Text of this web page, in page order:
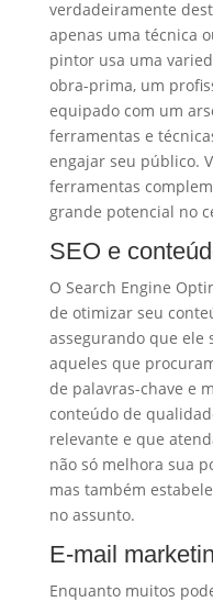
verdadeiramente
apenas uma técnica
pintor usa uma
obra-prima, um
equipado com um
ferramentas e
engajar seu público.
ferramentas
grande potencial no
SEO e
O Search Engine
de otimizar seu
assegurando que ele
aqueles que
de palavras-chave e
conteúdo de
relevante e que
não só melhora sua
mas também
no assunto.
E-mail
Enquanto muitos